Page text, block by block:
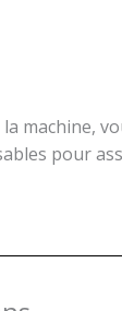
machine,
pour